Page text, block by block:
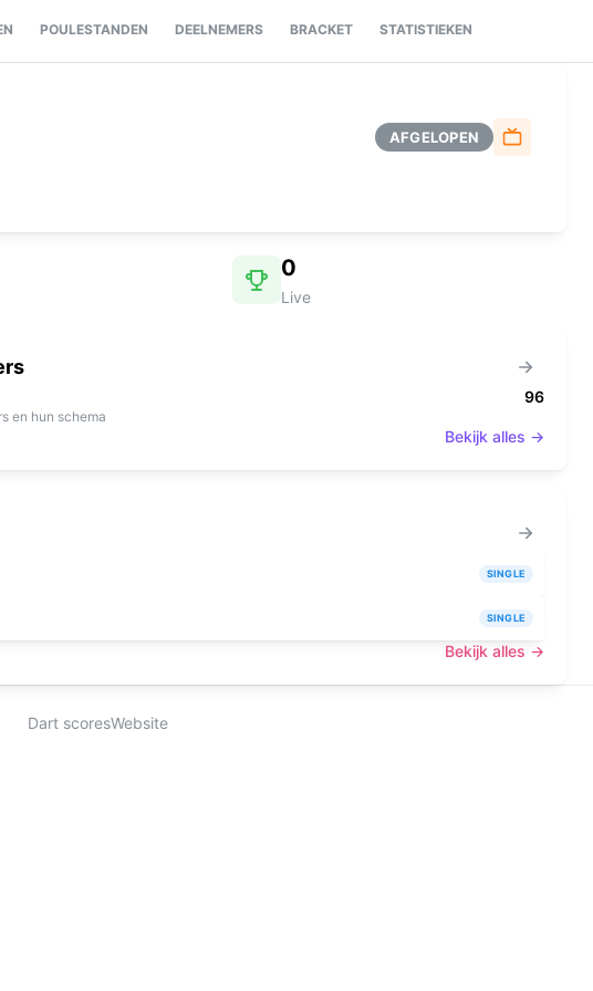
POULESTANDEN DEELNEMERS BRACKET STATISTIEKEN
AFGELOPEN
0
Live
96
en hun schema
Bekijk alles →
SINGLE
SINGLE
Bekijk alles →
Dart scoresWebsite